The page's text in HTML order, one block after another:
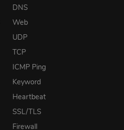
DNS
Web
UDP
TCP
ICMP Ping
Keyword
Heartbeat
SSL/TLS
Firewall